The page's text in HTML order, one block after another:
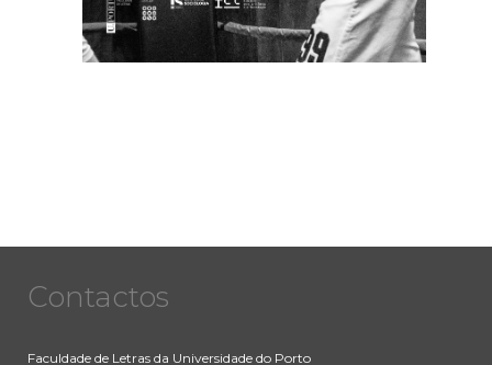
Contactos
Faculdade de Letras da Universidade do Porto